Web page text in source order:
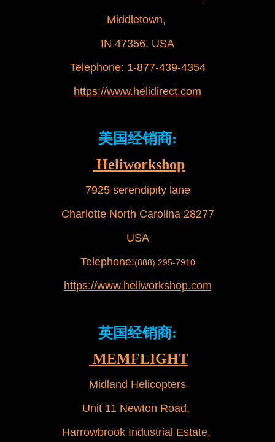
Middletown,
IN 47356, USA
Telephone: 1-877-439-4354
https://www.helidirect.com
美国经销商:
Heliworkshop
7925 serendipity lane
Charlotte North Carolina 28277
USA
Telephone:(888) 295-7910
https://www.heliworkshop.com
英国经销商:
MEMFLIGHT
Midland Helicopters
Unit 11 Newton Road,
Harrowbrook Industrial Estate,